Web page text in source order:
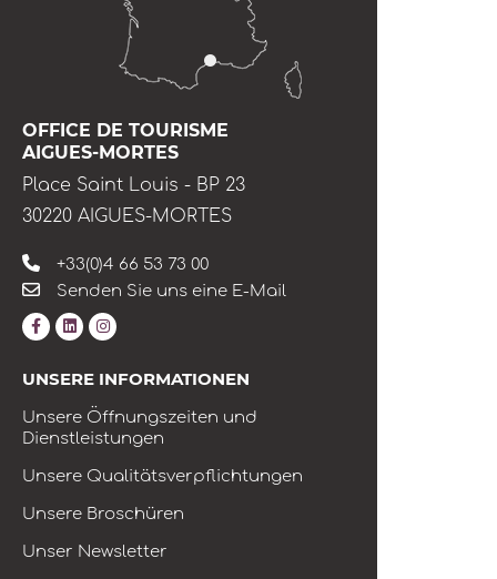
OFFICE DE TOURISME
AIGUES-MORTES
Place Saint Louis - BP 23
30220 AIGUES-MORTES
+33(0)4 66 53 73 00
Senden Sie uns eine E-Mail
UNSERE INFORMATIONEN
Unsere Öffnungszeiten und
Dienstleistungen
Unsere Qualitätsverpflichtungen
Unsere Broschüren
Unser Newsletter